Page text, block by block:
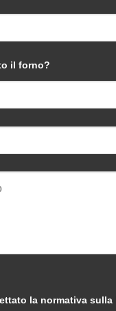
il forno?
la normativa sulla